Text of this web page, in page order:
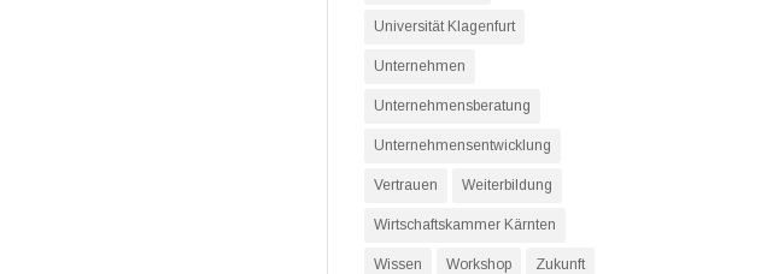
Universität Klagenfurt
Unternehmen
Unternehmensberatung
Unternehmensentwicklung
Vertrauen Weiterbildung
Wirtschaftskammer Kärnten
Wissen Workshop Zukunft